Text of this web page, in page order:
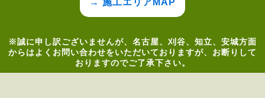
→ 施工エリアMAP
※誠に申し訳ございませんが、名古屋、刈谷、知立、安城方面
からはよくお問い合わせをいただいておりますが、お断りして
おりますのでご了承下さい。